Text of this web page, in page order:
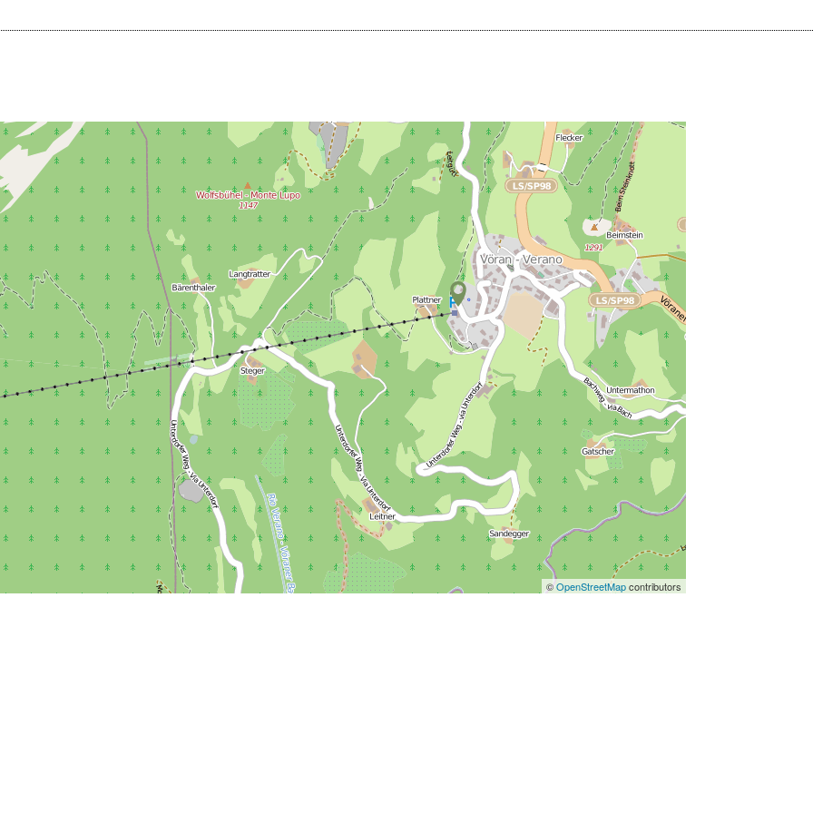
©OpenStreetMapcontributors